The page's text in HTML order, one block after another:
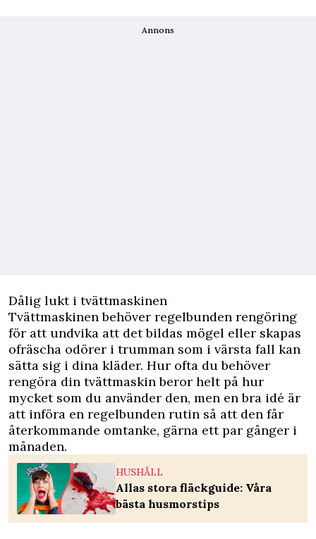
Annons
Dålig lukt i tvättmaskinen
Tvättmaskinen behöver regelbunden rengöring
för att undvika att det bildas mögel eller skapas
ofräscha odörer i trumman som i värsta fall kan
sätta sig i dina kläder. Hur ofta du behöver
rengöra din tvättmaskin beror helt på hur
mycket som du använder den, men en bra idé är
att införa en regelbunden rutin så att den får
återkommande omtanke, gärna ett par gånger i
månaden.
HUSHÅLL
Allas stora fläckguide: Våra
bästa husmorstips